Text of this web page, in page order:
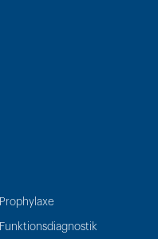
Prophylaxe
Funktionsdiagnostik